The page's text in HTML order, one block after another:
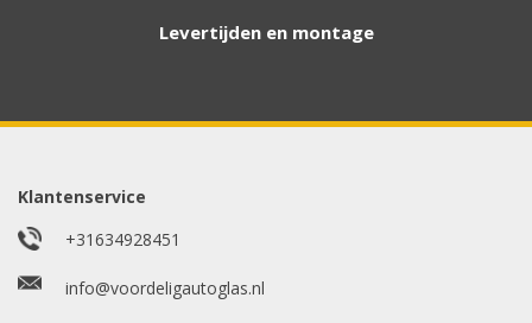
whatsappje met foto van de ruit en uw auto
Uw merk auto
Levertijden en montage
Klantenservice
+31634928451
info@voordeligautoglas.nl